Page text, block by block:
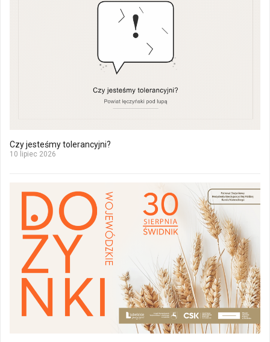
Czy jesteśmy tolerancyjni?
10 lipiec 2026